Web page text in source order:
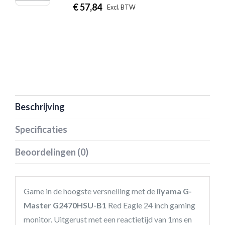
€57,84 Excl. BTW
Beschrijving
Specificaties
Beoordelingen (0)
Game in de hoogste versnelling met deiiyama G-
Master G2470HSU-B1 Red Eagle 24 inch gaming
monitor. Uitgerust met een reactietijd van 1ms en